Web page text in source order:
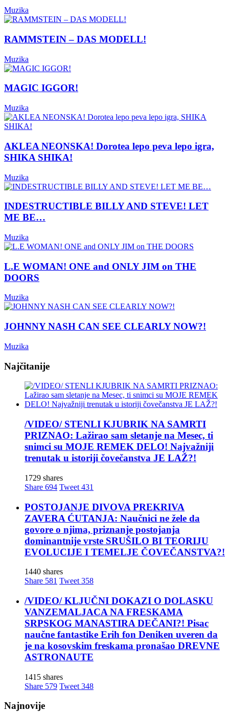
Muzika
RAMMSTEIN – DAS MODELL!
Muzika
MAGIC IGGOR!
Muzika
AKLEA NEONSKA! Dorotea lepo peva lepo igra,
SHIKA SHIKA!
Muzika
INDESTRUCTIBLE BILLY AND STEVE! LET
ME BE…
Muzika
L.E WOMAN! ONE and ONLY JIM on THE
DOORS
Muzika
JOHNNY NASH CAN SEE CLEARLY NOW?!
Muzika
Najčitanije
/VIDEO/ STENLI KJUBRIK NA SAMRTI
PRIZNAO: Lažirao sam sletanje na Mesec, ti
snimci su MOJE REMEK DELO! Najvažniji
trenutak u istoriji čovečanstva JE LAŽ?!
1729 shares
Share 694 Tweet 431
POSTOJANJE DIVOVA PREKRIVA
ZAVERA ĆUTANJA: Naučnici ne žele da
govore o njima, priznanje postojanja
dominantnije vrste SRUŠILO BI TEORIJU
EVOLUCIJE I TEMELJE ČOVEČANSTVA?!
1440 shares
Share 581 Tweet 358
/VIDEO/ KLJUČNI DOKAZI O DOLASKU
VANZEMALJACA NA FRESKAMA
SRPSKOG MANASTIRA DEČANI?! Pisac
naučne fantastike Erih fon Deniken uveren da
je na kosovskim freskama pronašao DREVNE
ASTRONAUTE
1415 shares
Share 579 Tweet 348
Najnovije